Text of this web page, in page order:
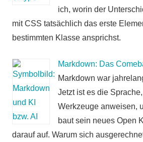
ich, worin der
mit CSS tatsächlich das erste
bestimmten Klasse ansprichst.
Markdown: Das
Markdown war
Jetzt ist es die
Werkzeuge anweisen,
baut sein neues Open
darauf auf. Warum sich